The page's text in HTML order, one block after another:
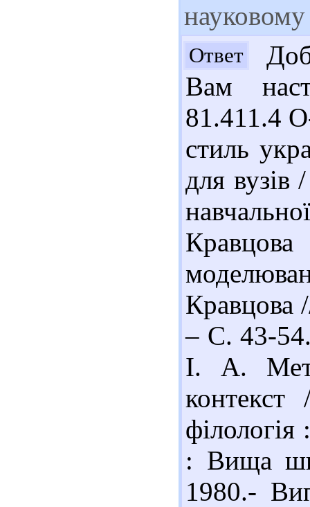
науковому
Ответ
Вам
81.411.4
стиль
для
Кравцова
– С. 43-
І. А.
: Вища
1980.-